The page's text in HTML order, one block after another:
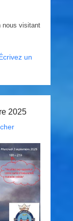
nous visitant
un
2025